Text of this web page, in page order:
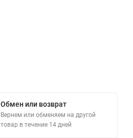
Обмен или возврат
Вернем или обменяем на другой
товар в течение 14 дней